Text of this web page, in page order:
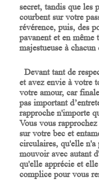
secret, tandis que les
courbent sur votre
révérence, puis, des
pavanent et en même
majestueuse à
Devant tant de
et avez envie à votre
votre amour, car
pas important
rapproche n'importe
Vous vous
sur votre bec et
circulaires, qu'elle n'a
mouvoir avec autant
qu'elle apprécie et
complice pour vous